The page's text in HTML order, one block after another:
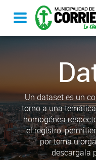
Un dataset es un
torno a una
homogénea
el registro,
por tema u
descargala